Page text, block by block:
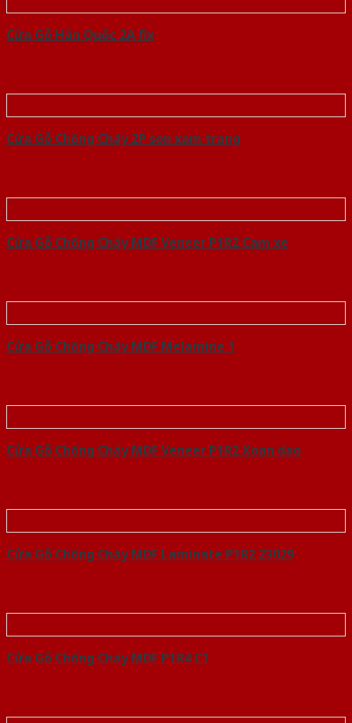
Cửa Gỗ Hàn Quốc 2A fix
Cửa Gỗ Chống Cháy 2P son xam trang
Cửa Gỗ Chống Cháy MDF Veneer P1R2 Cam xe
Cửa Gỗ Chống Cháy MDF Melamine 1
Cửa Gỗ Chống Cháy MDF Veneer P1R2 Xoan dao
Cửa Gỗ Chống Cháy MDF Laminate P1R2 23029
Cửa Gỗ Chống Cháy MDF P1R4 C1